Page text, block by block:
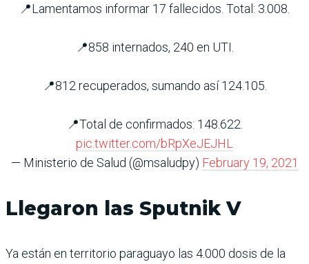
📍Lamentamos informar 17 fallecidos. Total: 3.008.
📍858 internados, 240 en UTI.
📍812 recuperados, sumando así 124.105.
📍Total de confirmados: 148.622.
pic.twitter.com/bRpXeJEJHL
— Ministerio de Salud (@msaludpy) February 19, 2021
Llegaron las Sputnik V
Ya están en territorio paraguayo las 4.000 dosis de la